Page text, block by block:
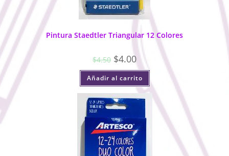
Pintura Staedtler Triangular 12 Colores
$4.50 $4.00
Añadir al carrito